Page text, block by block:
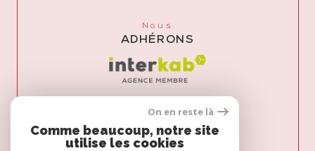
Nous
ADHÉRONS
On en reste là
Comme beaucoup, notre site
utilise les cookies